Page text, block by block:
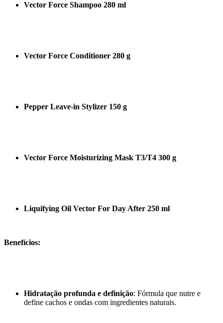
Vector Force Shampoo 280 ml
Vector Force Conditioner 280 g
Pepper Leave-in Stylizer 150 g
Vector Force Moisturizing Mask T3/T4 300 g
Liquifying Oil Vector For Day After 250 ml
Benefícios:
Hidratação profunda e definição: Fórmula que nutre e
define cachos e ondas com ingredientes naturais.